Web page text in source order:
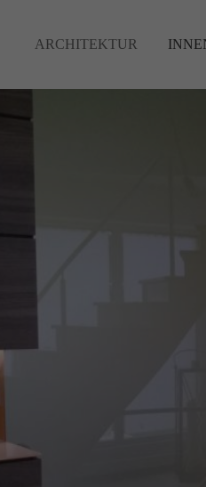
ARCHITEKTUR